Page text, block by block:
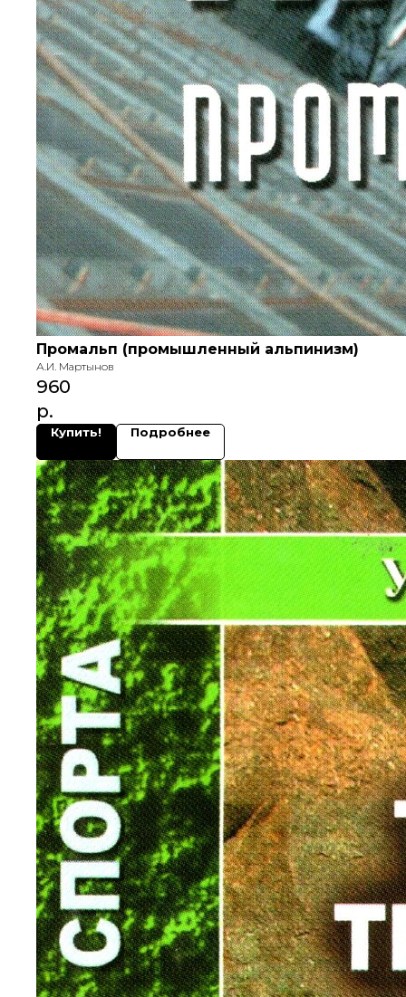
Промальп (промышленный альпинизм)
А.И. Мартынов
960
р.
Купить! Подробнее